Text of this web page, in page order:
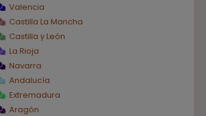
Valencia
Castilla La Mancha
Castilla y León
La Rioja
Navarra
Andalucía
Extremadura
Aragón